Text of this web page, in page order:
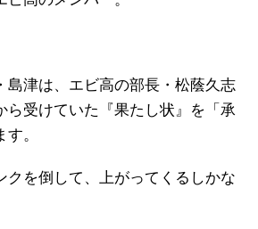
島津は、エビ高の部長・松蔭久志
ら受けていた『果たし状』を「承
。
クを倒して、上がってくるしかな